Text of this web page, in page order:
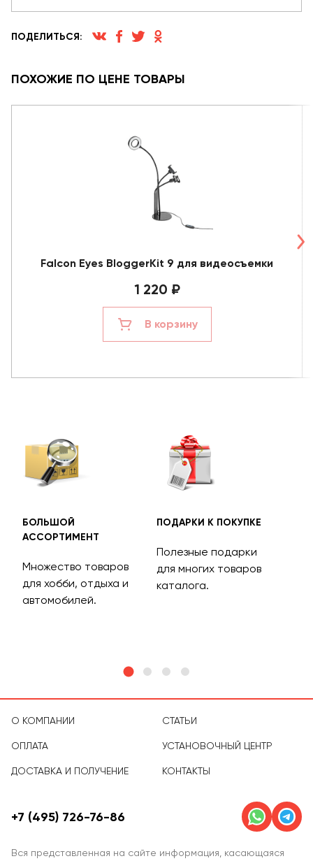
ПОДЕЛИТЬСЯ:
ПОХОЖИЕ ПО ЦЕНЕ ТОВАРЫ
Falcon Eyes BloggerKit 9 для видеосъемки
1 220 ₽
В корзину
БОЛЬШОЙ
АССОРТИМЕНТ
Множество товаров
для хобби, отдыха и
автомобилей.
ПОДАРКИ К ПОКУПКЕ
Полезные подарки
для многих товаров
каталога.
О КОМПАНИИ
ОПЛАТА
ДОСТАВКА И ПОЛУЧЕНИЕ
СТАТЬИ
УСТАНОВОЧНЫЙ ЦЕНТР
КОНТАКТЫ
Вся представленная на сайте информация, касающаяся
+7 (495) 726-76-86